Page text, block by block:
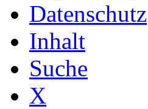
Datenschutz
Inhalt
Suche
X